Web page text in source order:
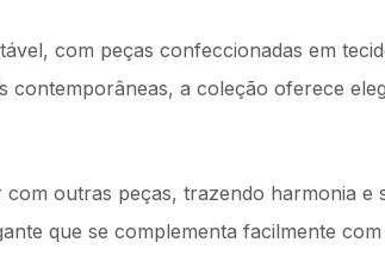
com peças confeccionadas em
contemporâneas, a coleção oferece
outras peças, trazendo harmonia e
que se complementa facilmente